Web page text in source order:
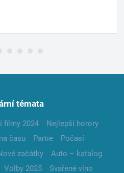
témata
filmy 2024
Nejlepší horory
času Partie
Počasí
začátky
Auto – katalog
Volby 2025
Svařené víno